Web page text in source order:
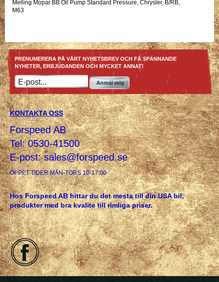
Melling Mopar BB Oil Pump Standard Pressure, Chrysler, B/RB,
M63
PRENUMERERA PÅ VÅRT NYHETSBREV OCH FÅ SPÄNNANDE
NYHETER, ERBJUDANDEN OCH MYCKET ANNAT!
Anmäl mig
KONTAKTA OSS
Forspeed AB
Tel: 0530-41500
E-post:sales@forspeed.se
ÖPPET TIDER MÅN-TORS 10-17:00
Hos Forspeed AB hittar du det mesta till din USA bil,
produkter med bra kvalite till rimliga priser.